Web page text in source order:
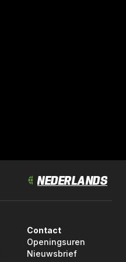
Contact
Openingsuren
Nieuwsbrief